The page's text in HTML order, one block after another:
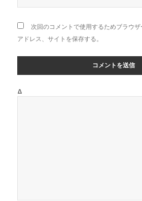
次回のコメントで使用するためブラウ
アドレス、サイトを保存する。
Δ